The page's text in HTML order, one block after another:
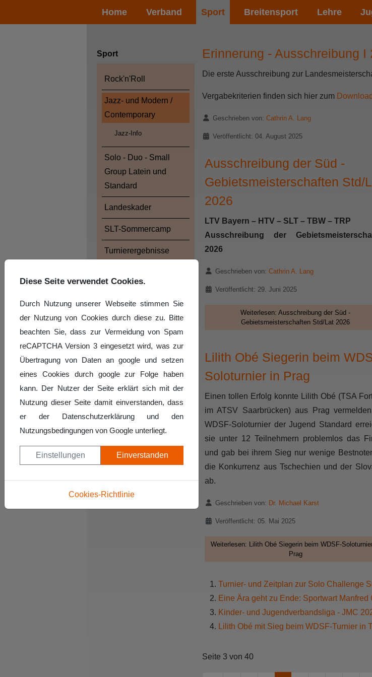
Home Verband Sport Breitensport Lehre
Sport
Rock'n'Roll
Jazz- und Modern /
Contemporary
Jazz-Info
Solo - Duo - Small
Group Latein und
Standard
Landeskader
SLT-Sommercamp
Turnierergebnisse
Erinnerung - Ausschreibung I
Die erste Ausschreibung zur
Vergabekriterien finden sich hier zum Download
DetailsGeschrieben von: Cathrin A. Lang
Veröffentlicht: 04. August 2025
Ausschreibung der Süd -
Gebietsmeisterschaften Std/
2026
LTV Bayern – HTV – SLT – TBW – TRP
Ausschreibung der
2026
DetailsGeschrieben von: Cathrin A. Lang
Veröffentlicht: 29. Juni 2025
Weiterlesen: Ausschreibung der Süd -
Gebietsmeisterschaften Std/Lat 2026
Lilith Obé Siegerin beim
Soloturnier in Prag
Einen tollen Erfolg konnte Lilith Obé (TSA
im ATSV Saarbrücken) aus Prag
WDSF-Soloturnier der Jugend Standard
sie unter 12 Teilnehmern problemlos das
und gab bei ihrem Sieg nur wenige
die Konkurrenz aus Tschechien und der
ab.
DetailsGeschrieben von: Dr. Michael Karst
Veröffentlicht: 05. Mai 2025
Weiterlesen: Lilith Obé Siegerin beim WDSF-
Prag
Turnier- und Zeitplan zur Solo Challenge
Eine Ära geht zu Ende: Sportwart Manfred
Kinder- und Jugendverbandsliga - JMC
Lilith Obé mit Sieg beim WDSF-Turnier in
Seite 3 von 40
Diese Seite verwendet Cookies.
Durch Nutzung unserer Webseite stimmen Sie
der Nutzung von Cookies durch diese zu. Bitte
beachten Sie, dass zur Vermeidung von Spam
reCAPTCHA Version 3 eingesetzt wird, was zur
Übertragung von Daten an google und setzen
eines Cookies durch google zur Folge haben
kann. Der Nutzer der Seite erklärt sich mit der
Nutzung dieser Seite damit einverstanden, dass
er der Datenschutzerklärung und den
Nutzungsbedingungen von Google unterliegt.
Einstellungen Einverstanden
Cookies-Richtlinie